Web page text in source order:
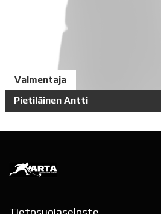
Valmentaja
Pietiläinen Antti